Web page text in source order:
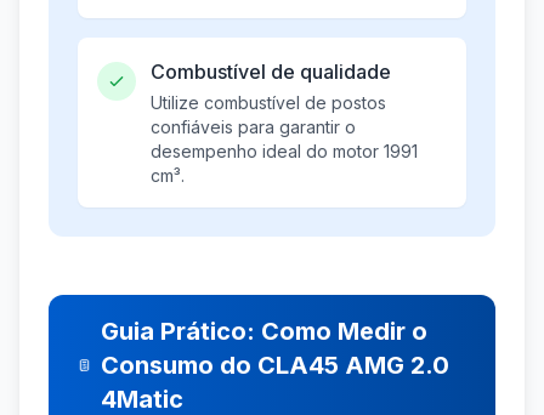
Combustível de qualidade
Utilize combustível de postos
confiáveis para garantir o
desempenho ideal do motor 1991
cm³.
Guia Prático: Como Medir o
Consumo do CLA45 AMG 2.0
4Matic